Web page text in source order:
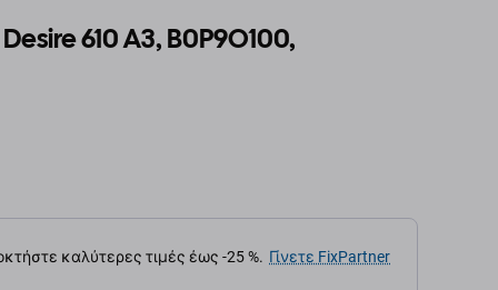
610 A3, B0P9O100,
καλύτερες τιμές έως -25 %. Γίνετε FixPartner